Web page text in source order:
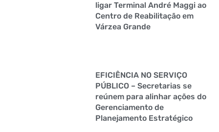
ligar Terminal André Maggi ao
Centro de Reabilitação em
Várzea Grande
EFICIÊNCIA NO SERVIÇO
PÚBLICO – Secretarias se
reúnem para alinhar ações do
Gerenciamento de
Planejamento Estratégico